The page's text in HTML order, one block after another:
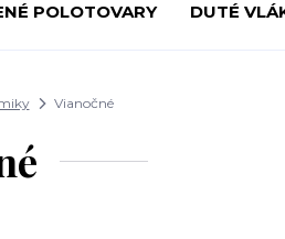
POLOTOVARY DUTÉ
Vianočné